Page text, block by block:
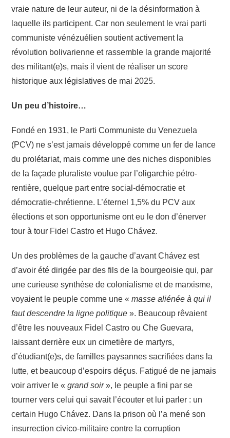
vraie nature de leur auteur, ni de la désinformation à
laquelle ils participent. Car non seulement le vrai parti
communiste vénézuélien soutient activement la
révolution bolivarienne et rassemble la grande majorité
des militant(e)s, mais il vient de réaliser un score
historique aux législatives de mai 2025.
Un peu d’histoire…
Fondé en 1931, le Parti Communiste du Venezuela
(PCV) ne s’est jamais développé comme un fer de lance
du prolétariat, mais comme une des niches disponibles
de la façade pluraliste voulue par l’oligarchie pétro-
rentière, quelque part entre social-démocratie et
démocratie-chrétienne. L’éternel 1,5% du PCV aux
élections et son opportunisme ont eu le don d’énerver
tour à tour Fidel Castro et Hugo Chávez.
Un des problèmes de la gauche d’avant Chávez est
d’avoir été dirigée par des fils de la bourgeoisie qui, par
une curieuse synthèse de colonialisme et de marxisme,
voyaient le peuple comme une «masse aliénée à qui il
faut descendre la ligne politique ». Beaucoup rêvaient
d’être les nouveaux Fidel Castro ou Che Guevara,
laissant derrière eux un cimetière de martyrs,
d’étudiant(e)s, de familles paysannes sacrifiées dans la
lutte, et beaucoup d’espoirs déçus. Fatigué de ne jamais
voir arriver le «grand soir», le peuple a fini par se
tourner vers celui qui savait l’écouter et lui parler : un
certain Hugo Chávez. Dans la prison où l’a mené son
insurrection civico-militaire contre la corruption